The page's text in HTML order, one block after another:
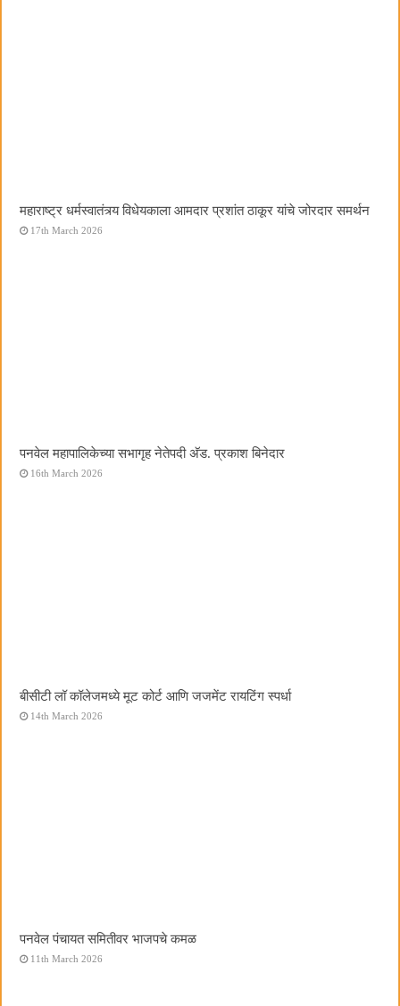
महाराष्ट्र धर्मस्वातंत्र्य विधेयकाला आमदार प्रशांत ठाकूर यांचे जोरदार समर्थन
17th March 2026
पनवेल महापालिकेच्या सभागृह नेतेपदी अ‍ॅड. प्रकाश बिनेदार
16th March 2026
बीसीटी लॉ कॉलेजमध्ये मूट कोर्ट आणि जजमेंट रायटिंग स्पर्धा
14th March 2026
पनवेल पंचायत समितीवर भाजपचे कमळ
11th March 2026